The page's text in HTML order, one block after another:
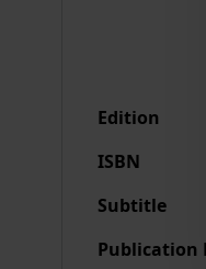
Edition
ISBN
Subtitle
Publication